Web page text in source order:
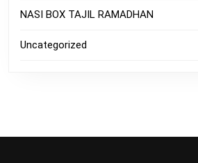
NASI BOX TAJIL RAMADHAN
Uncategorized